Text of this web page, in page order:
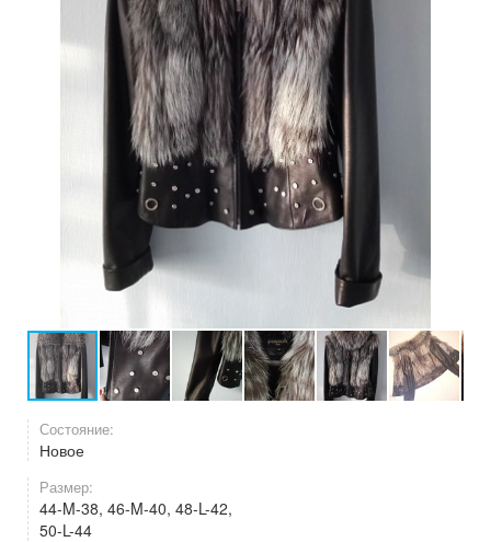
Состояние:
Новое
Размер:
44-M-38, 46-M-40, 48-L-42,
50-L-44